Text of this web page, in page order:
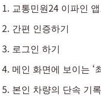
교통민원24 이파인
간편 인증하기
로그인 하기
메인 화면에 보이는 ‘
본인 차량의 단속 기